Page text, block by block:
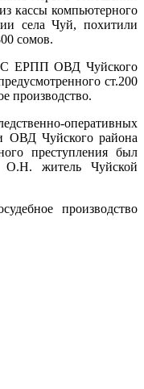
кассы компьютерного
села Чуй, похитили
сомов.
ЕРПП ОВД Чуйского
ст.200
производство.
оперативных
ОВД Чуйского района
преступления был
О.Н. житель Чуйской
производство